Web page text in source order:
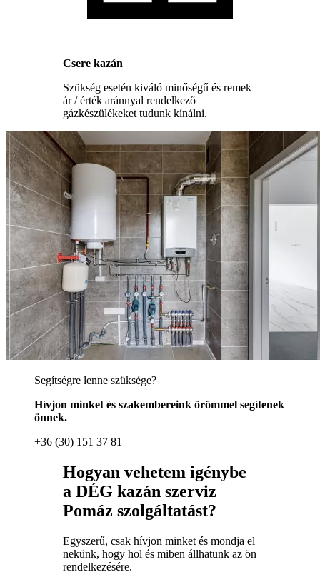
Csere kazán
Szükség esetén kiváló minőségű és remek
ár / érték aránnyal rendelkező
gázkészülékeket tudunk kínálni.
Segítségre lenne szüksége?
Hívjon minket és szakembereink örömmel segítenek
önnek.
+36 (30) 151 37 81
Hogyan vehetem igénybe
a DÉG kazán szerviz
Pomáz szolgáltatást?
Egyszerű, csak hívjon minket és mondja el
nekünk, hogy hol és miben állhatunk az ön
rendelkezésére.